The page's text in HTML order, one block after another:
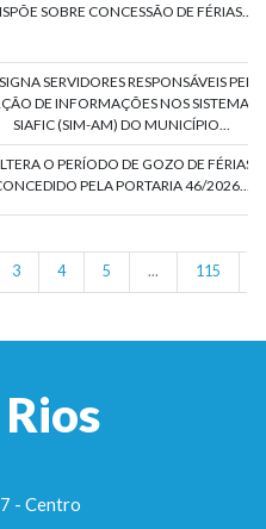
SOBRE CONCESSÃO DE FÉRIAS...
SERVIDORES RESPONSÁVEIS PELA
DE INFORMAÇÕES NOS SISTEMAS
SIAFIC (SIM-AM) DO MUNICÍPIO...
O PERÍODO DE GOZO DE FÉRIAS
PELA PORTARIA 46/2026...
3 4 5 ... 115
- Centro